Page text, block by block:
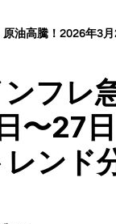
原油高騰！2026年3
ンフレ
27
ンド